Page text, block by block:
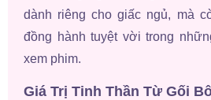
dành riêng cho giấc ngủ, mà
đồng hành tuyệt vời trong
xem phim.
Giá Trị Tinh Thần Từ Gối